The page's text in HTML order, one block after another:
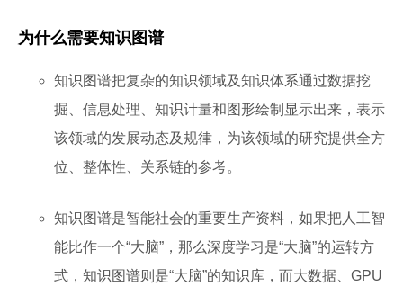
为什么需要知识图谱
知识图谱把复杂的知识领域及知识体系通过数据挖
掘、信息处理、知识计量和图形绘制显示出来，表示
该领域的发展动态及规律，为该领域的研究提供全方
位、整体性、关系链的参考。
知识图谱是智能社会的重要生产资料，如果把人工智
能比作一个“大脑”，那么深度学习是“大脑”的运转方
式，知识图谱则是“大脑”的知识库，而大数据、GPU